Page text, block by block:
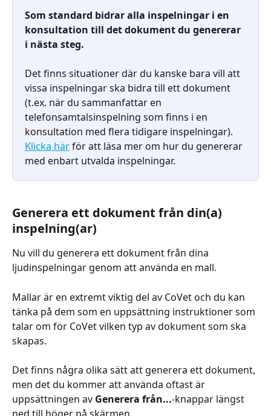
Som standard bidrar alla inspelningar i en
konsultation till det dokument du genererar
i nästa steg.
Det finns situationer där du kanske bara vill att
vissa inspelningar ska bidra till ett dokument
(t.ex. när du sammanfattar en
telefonsamtalsinspelning som finns i en
konsultation med flera tidigare inspelningar).
Klicka här för att läsa mer om hur du genererar
med enbart utvalda inspelningar.​
Generera ett dokument från din(a)
inspelning(ar)
Nu vill du generera ett dokument från dina
ljudinspelningar genom att använda en mall.
Mallar är en extremt viktig del av CoVet och du kan
tänka på dem som en uppsättning instruktioner som
talar om för CoVet vilken typ av dokument som ska
skapas.
Det finns några olika sätt att generera ett dokument,
men det du kommer att använda oftast är
uppsättningen av Generera från...-knappar längst